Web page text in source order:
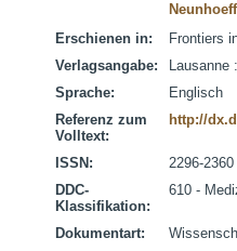
Erschienen in:
Frontiers
Verlagsangabe:
Lausanne
Sprache:
Englisch
Referenz zum
Volltext:
http://
ISSN:
2296-2360
DDC-
Klassifikation:
610 -
Dokumentart: